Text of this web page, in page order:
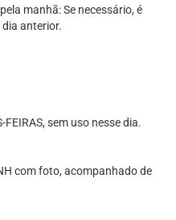
manhã: Se necessário, é
anterior.
sem uso nesse dia.
com foto, acompanhado de